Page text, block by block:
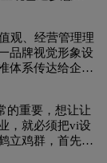
觅专业的VI设计
那么，品牌vi设
给我们进行相关
观、经营管理理
品牌视觉形象设
体系传达给企业
一致的文化认
最终能够促进公
vi设计都包括哪
的重要，想让让
，就必须把vi设
立鸡群，首先要
形象。